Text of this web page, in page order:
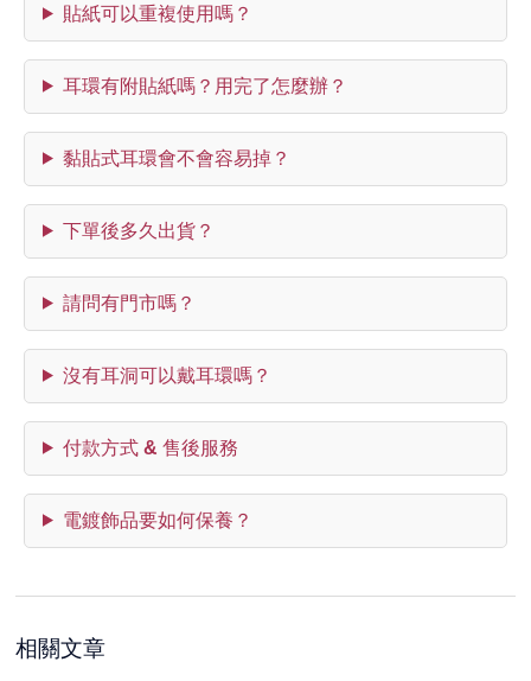
貼紙可以重複使用嗎？
耳環有附貼紙嗎？用完了怎麼辦？
黏貼式耳環會不會容易掉？
下單後多久出貨？
請問有門市嗎？
沒有耳洞可以戴耳環嗎？
付款方式 & 售後服務
電鍍飾品要如何保養？
相關文章